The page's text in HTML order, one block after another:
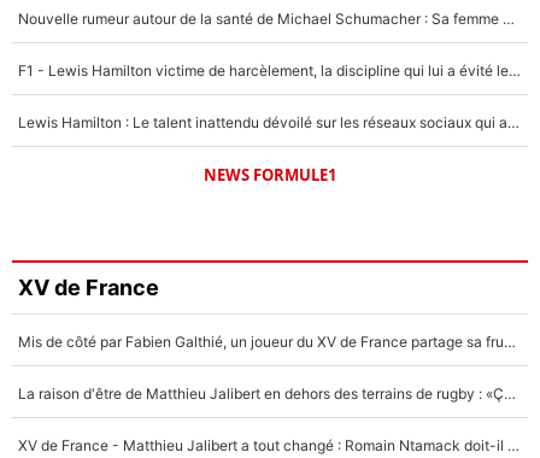
Nouvelle rumeur autour de la santé de Michael Schumacher : Sa femme Corinna sort du silence
F1 - Lewis Hamilton victime de harcèlement, la discipline qui lui a évité le pire : «J'aurais probablement mal tourné»
Lewis Hamilton : Le talent inattendu dévoilé sur les réseaux sociaux qui a impressionné Kim Kardashian pendant leurs vacances en amoureux !
NEWS FORMULE1
XV de France
Mis de côté par Fabien Galthié, un joueur du XV de France partage sa frustration : «ils ne me l’ont pas dit tout de suite»
La raison d'être de Matthieu Jalibert en dehors des terrains de rugby : «Ça m'atteint autant que si tu touches à un membre de ma famille»
XV de France - Matthieu Jalibert a tout changé : Romain Ntamack doit-il s’inquiéter pour sa place à un an de la Coupe du monde ?